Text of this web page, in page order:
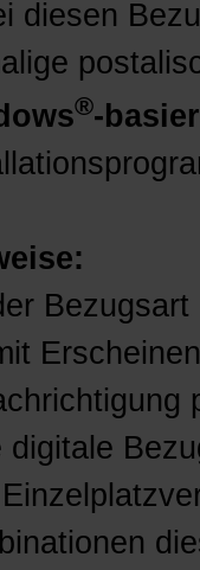
diesen
®-
digitale